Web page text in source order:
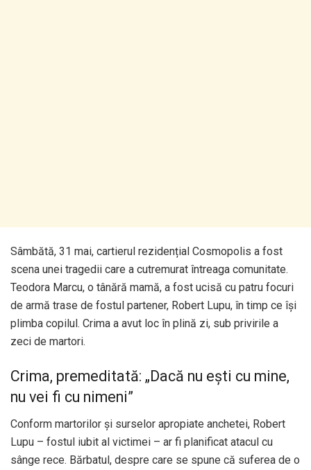
Sâmbătă, 31 mai, cartierul rezidențial Cosmopolis a fost
scena unei tragedii care a cutremurat întreaga comunitate.
Teodora Marcu, o tânără mamă, a fost ucisă cu patru focuri
de armă trase de fostul partener, Robert Lupu, în timp ce își
plimba copilul. Crima a avut loc în plină zi, sub privirile a
zeci de martori.
Crima, premeditată: „Dacă nu ești cu mine,
nu vei fi cu nimeni”
Conform martorilor și surselor apropiate anchetei, Robert
Lupu – fostul iubit al victimei – ar fi planificat atacul cu
sânge rece. Bărbatul, despre care se spune că suferea de o